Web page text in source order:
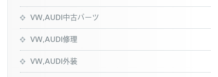
VW,AUDI中古パーツ
VW,AUDI修理
VW,AUDI外装